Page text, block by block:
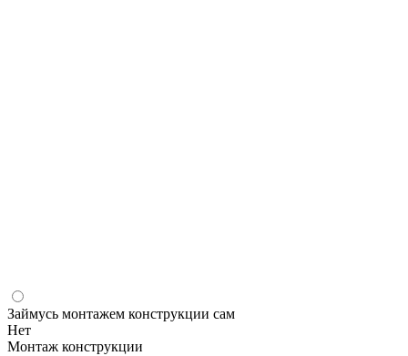
Займусь монтажем конструкции сам
Нет
Монтаж конструкции